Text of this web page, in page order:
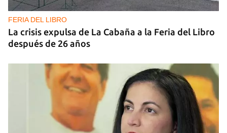
FERIA DEL LIBRO
La crisis expulsa de La Cabaña a la Feria del Libro
después de 26 años